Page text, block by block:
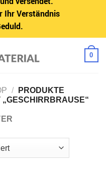
Ihr Verständnis
0
/
PRODUKTE